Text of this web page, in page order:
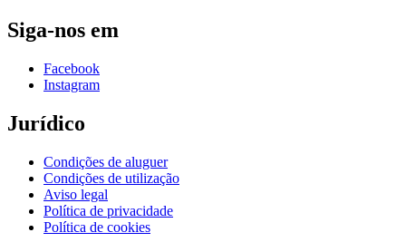
Siga-nos em
Facebook
Instagram
Jurídico
Condições de aluguer
Condições de utilização
Aviso legal
Política de privacidade
Política de cookies